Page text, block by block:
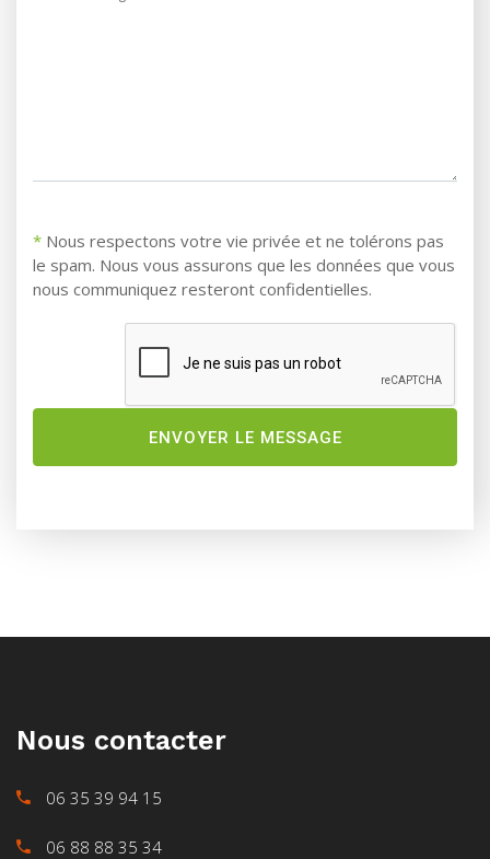
* Nous respectons votre vie privée et ne tolérons pas
le spam. Nous vous assurons que les données que vous
nous communiquez resteront confidentielles.
Nous contacter
06 35 39 94 15
06 88 88 35 34